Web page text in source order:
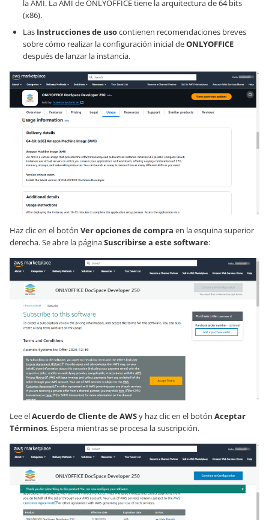
la AMI. La AMI de ONLYOFFICE tiene la arquitectura de 64 bits
(x86).
Las Instrucciones de usocontienen recomendaciones breves
sobre cómo realizar la configuración inicial deONLYOFFICE
después de lanzar la instancia.
Haz clic en el botón Ver opciones de compra en la esquina superior
derecha. Se abre la páginaSuscribirse a este software:
Lee elAcuerdo de Cliente de AWSy haz clic en el botón Aceptar
Términos. Espera mientras se procesa la suscripción.